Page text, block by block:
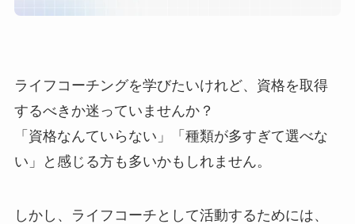
ライフコーチングを学びたいけれど、資格を取得
するべきか迷っていませんか？
「資格なんていらない」「種類が多すぎて選べな
い」と感じる方も多いかもしれません。
しかし、ライフコーチとして活動するためには、